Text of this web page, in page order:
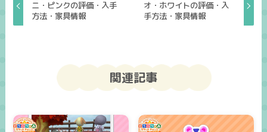
ニ・ピンクの評価・入手
方法・家具情報
オ・ホワイトの評価・入
手方法・家具情報
関連記事